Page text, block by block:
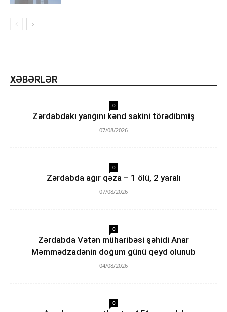
XƏBƏRLƏR
0
Zərdabdakı yanğını kənd sakini törədibmiş
07/08/2026
0
Zərdabda ağır qəza – 1 ölü, 2 yaralı
07/08/2026
0
Zərdabda Vətən müharibəsi şəhidi Anar
Məmmədzadənin doğum günü qeyd olunub
04/08/2026
0